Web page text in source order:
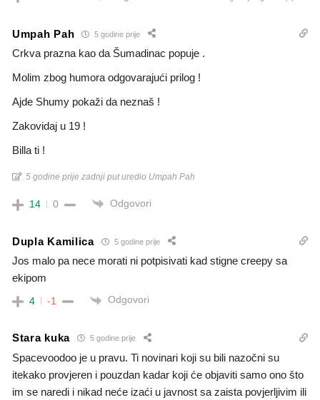
Umpah Pah 5 godine prije
Crkva prazna kao da Šumadinac popuje .
Molim zbog humora odgovarajući prilog !
Ajde Shumy pokaži da neznaš !
Zakovidaj u 19 !
Billa ti !
5 godine prije zadnji put uredio Umpah Pah
14 0 Odgovori
Dupla Kamilica 5 godine prije
Jos malo pa nece morati ni potpisivati kad stigne creepy sa
ekipom
4 -1 Odgovori
Stara kuka 5 godine prije
Spacevoodoo je u pravu. Ti novinari koji su bili nazočni su
itekako provjeren i pouzdan kadar koji će objaviti samo ono što
im se naredi i nikad neće izaći u javnost sa zaista povjerljivim ili